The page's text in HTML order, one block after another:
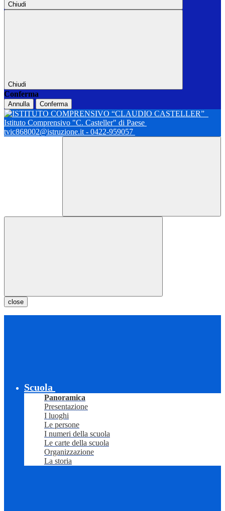
Chiudi
Chiudi
Conferma
Annulla Conferma
Istituto Comprensivo "C. Casteller" di Paese
tvic868002@istruzione.it - 0422-959057
close
Scuola
Panoramica
Presentazione
I luoghi
Le persone
I numeri della scuola
Le carte della scuola
Organizzazione
La storia